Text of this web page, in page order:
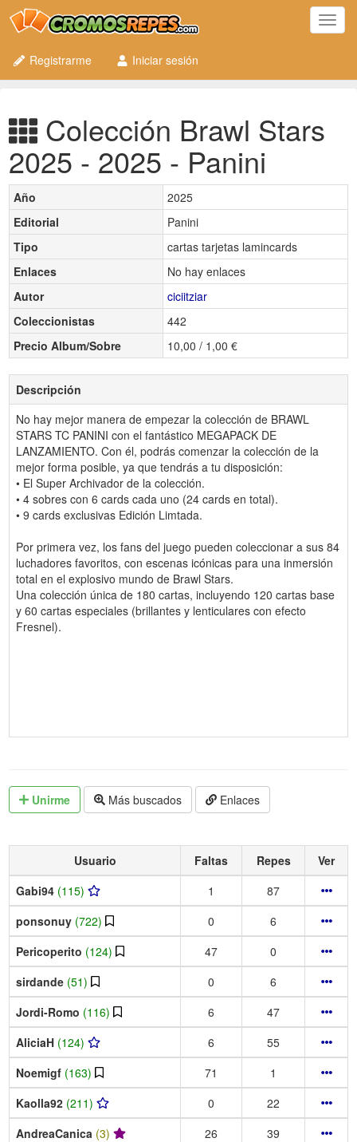
Registrarme
Iniciar sesión
Colección Brawl Stars
2025 - 2025 - Panini
Año
2025
Editorial
Panini
Tipo
cartas tarjetas lamincards
Enlaces
No hay enlaces
Autor
ciciitziar
Coleccionistas
442
Precio Album/Sobre
10,00 / 1,00 €
Descripción
No hay mejor manera de empezar la colección de BRAWL
STARS TC PANINI con el fantástico MEGAPACK DE
LANZAMIENTO. Con él, podrás comenzar la colección de la
mejor forma posible, ya que tendrás a tu disposición:
• El Super Archivador de la colección.
• 4 sobres con 6 cards cada uno (24 cards en total).
• 9 cards exclusivas Edición Limtada.
Por primera vez, los fans del juego pueden coleccionar a sus 84
luchadores favoritos, con escenas icónicas para una inmersión
total en el explosivo mundo de Brawl Stars.
Una colección única de 180 cartas, incluyendo 120 cartas base
y 60 cartas especiales (brillantes y lenticulares con efecto
Fresnel).
Unirme Más buscados Enlaces
Usuario Faltas Repes
Ver
Gabi94 (115) 1
87
ponsonuy (722) 0
6
Pericoperito (124) 47
0
sirdande (51) 0
6
Jordi-Romo (116) 6
47
AliciaH (124) 6
55
Noemigf (163) 71
1
Kaolla92 (211) 0
22
AndreaCanica (3) 26
39